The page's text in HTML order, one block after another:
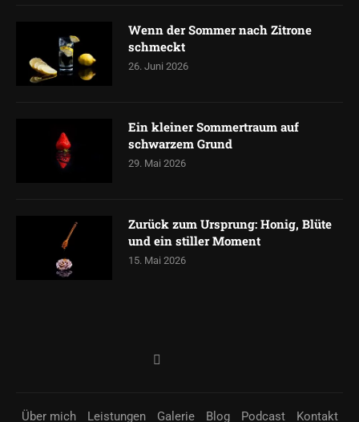
Wenn der Sommer nach Zitrone
schmeckt
26. Juni 2026
Ein kleiner Sommertraum auf
schwarzem Grund
29. Mai 2026
Zurück zum Ursprung: Honig, Blüte
und ein stiller Moment
15. Mai 2026
Über mich Leistungen Galerie Blog Podcast Kontakt